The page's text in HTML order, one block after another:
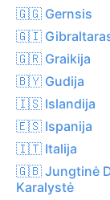
🇬🇬 Gernsis
🇬🇮
🇬🇷 Graikija
🇧🇾 Gudija
🇮🇸 Islandija
🇪🇸 Ispanija
🇮🇹 Italija
🇬🇧 Jungtinė
Karalystė